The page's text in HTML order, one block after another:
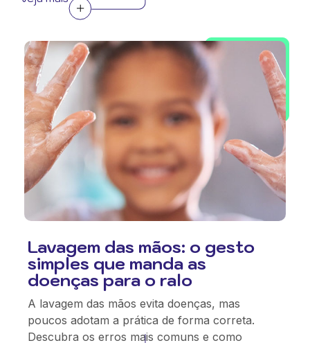
Lavagem das mãos: o gesto
simples que manda as
doenças para o ralo
A lavagem das mãos evita doenças, mas
poucos adotam a prática de forma correta.
Descubra os erros mais comuns e como